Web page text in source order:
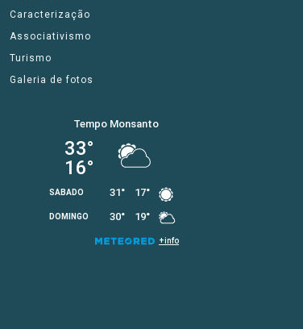
Caracterização
Associativismo
Turismo
Galeria de fotos